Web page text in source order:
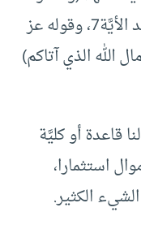
مما جعلكم مستخلفين فيه) الحديد الأيَّة7، وقوله عز
الله الذي آتاكم)
قاعدة أو كليَّة
استثمارا،
الكثير.